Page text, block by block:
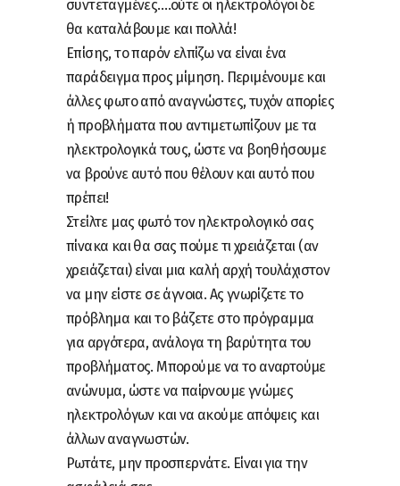
συντεταγμένες….ούτε οι ηλεκτρολόγοι δε
θα καταλάβουμε και πολλά!
Επίσης, το παρόν ελπίζω να είναι ένα
παράδειγμα προς μίμηση. Περιμένουμε και
άλλες φωτο από αναγνώστες, τυχόν απορίες
ή προβλήματα που αντιμετωπίζουν με τα
ηλεκτρολογικά τους, ώστε να βοηθήσουμε
να βρούνε αυτό που θέλουν και αυτό που
πρέπει!
Στείλτε μας φωτό τον ηλεκτρολογικό σας
πίνακα και θα σας πούμε τι χρειάζεται (αν
χρειάζεται) είναι μια καλή αρχή τουλάχιστον
να μην είστε σε άγνοια. Ας γνωρίζετε το
πρόβλημα και το βάζετε στο πρόγραμμα
για αργότερα, ανάλογα τη βαρύτητα του
προβλήματος. Μπορούμε να το αναρτούμε
ανώνυμα, ώστε να παίρνουμε γνώμες
ηλεκτρολόγων και να ακούμε απόψεις και
άλλων αναγνωστών.
Ρωτάτε, μην προσπερνάτε. Είναι για την